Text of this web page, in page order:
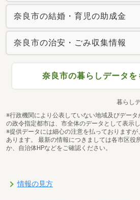
奈良市の結婚・育児の助成金
奈良市の治安・ごみ収集情報
奈良市の暮らしデータを
暮らし
※行政機関により公表していない地域及びデー
の政令指定都市は、市全体のデータとして表示し
※提供データには細心の注意を払っております
あります。 最新の情報につきましては各市区役
か、自治体HPなどをご確認ください。
情報の見方